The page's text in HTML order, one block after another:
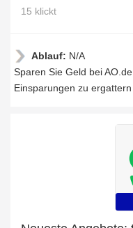
15 klickt
Ablauf: N/A
Sparen Sie Geld bei
Einsparungen zu ergattern